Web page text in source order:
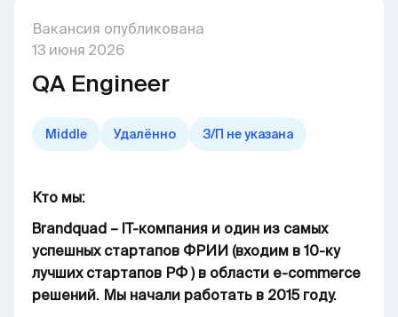
Вакансия опубликована
13 июня 2026
QA Engineer
Middle Удалённо З/П не указана
Кто мы:
Brandquad – IT-компания и один из самых
успешных стартапов ФРИИ (входим в 10-ку
лучших стартапов РФ ) в области e-commerce
решений. Мы начали работать в 2015 году.